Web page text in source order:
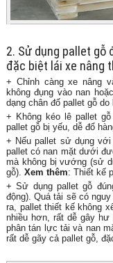
2. Sử dụng pallet gỗ
đặc biệt lái xe nâng
+ Chỉnh càng xe nâng
không đụng vào nan
dạng chân đố pallet gỗ
+ Không kéo lê pallet
pallet gỗ bị yếu, dễ đổ
+ Nếu pallet sử dụng
pallet có nan mặt dưới
mà không bị vướng (sử
gỗ). Xem thêm: Thiết kế
+ Sử dụng pallet gỗ
động). Quá tải sẽ có
ra, pallet thiết kế không
nhiều hơn, rất dễ gây hư
phân tán lực tải và nan
rất dễ gãy cả pallet gỗ,